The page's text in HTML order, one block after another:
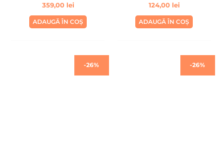
359,00 lei
ADAUGĂ ÎN COȘ
Premium, Handmade,
Negru
124,00 lei
ADAUGĂ ÎN COȘ
-26%
Prețul
-26%
Prețul